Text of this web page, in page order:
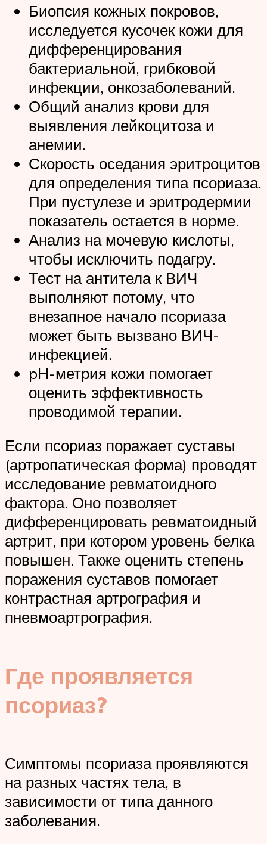
Биопсия кожных покровов,
исследуется кусочек кожи для
дифференцирования
бактериальной, грибковой
инфекции, онкозаболеваний.
Общий анализ крови для
выявления лейкоцитоза и
анемии.
Скорость оседания эритроцитов
для определения типа псориаза.
При пустулезе и эритродермии
показатель остается в норме.
Анализ на мочевую кислоты,
чтобы исключить подагру.
Тест на антитела к ВИЧ
выполняют потому, что
внезапное начало псориаза
может быть вызвано ВИЧ-
инфекцией.
pH-метрия кожи помогает
оценить эффективность
проводимой терапии.
Если псориаз поражает суставы
(артропатическая форма) проводят
исследование ревматоидного
фактора. Оно позволяет
дифференцировать ревматоидный
артрит, при котором уровень белка
повышен. Также оценить степень
поражения суставов помогает
контрастная артрография и
пневмоартрография.
Где проявляется
псориаз?
Симптомы псориаза проявляются
на разных частях тела, в
зависимости от типа данного
заболевания.